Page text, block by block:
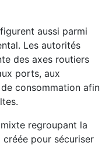
aussi parmi
Les autorités
des axes routiers
ports, aux
consommation afin
regroupant la
créée pour sécuriser